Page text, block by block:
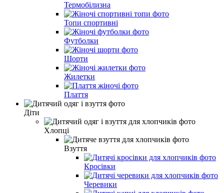
Термобілизна
Топи спортивні
Футболки
Шорти
Жилетки
Плаття
Діти
Хлопці
Взуття
Кросівки
Черевики